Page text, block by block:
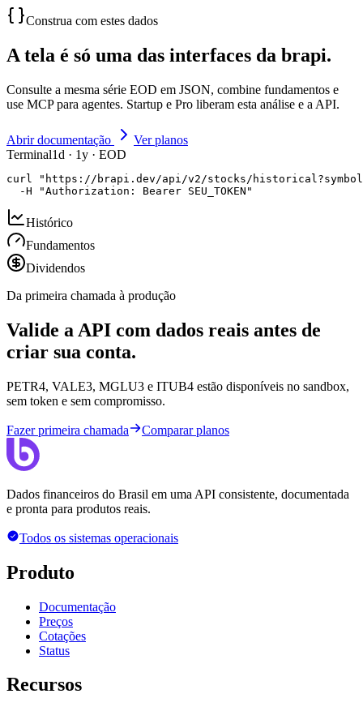
Construa com estes dados
A tela é só uma das interfaces da brapi.
Consulte a mesma série EOD em JSON, combine fundamentos e
use MCP para agentes. Startup e Pro liberam esta análise e a API.
Abrir documentação
Ver planos
Terminal1d · 1y · EOD
curl "https://brapi.dev/api/v2/stocks/
  -H "Authorization: Bearer SEU_TOKEN"
Histórico
Fundamentos
Dividendos
Da primeira chamada à produção
Valide a API com dados reais antes de
criar sua conta.
PETR4, VALE3, MGLU3 e ITUB4 estão disponíveis no sandbox,
sem token e sem compromisso.
Fazer primeira chamada Comparar planos
Dados financeiros do Brasil em uma API consistente, documentada
e pronta para produtos reais.
Todos os sistemas operacionais
Produto
Documentação
Preços
Cotações
Status
Recursos